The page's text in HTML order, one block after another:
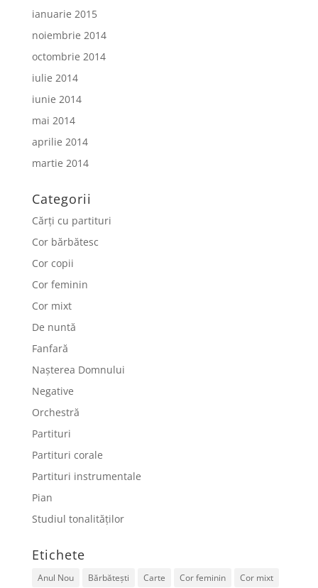
ianuarie 2015
noiembrie 2014
octombrie 2014
iulie 2014
iunie 2014
mai 2014
aprilie 2014
martie 2014
Categorii
Cărți cu partituri
Cor bărbătesc
Cor copii
Cor feminin
Cor mixt
De nuntă
Fanfară
Nașterea Domnului
Negative
Orchestră
Partituri
Partituri corale
Partituri instrumentale
Pian
Studiul tonalităților
Etichete
Anul Nou Bărbătești Carte Cor feminin Cor mixt